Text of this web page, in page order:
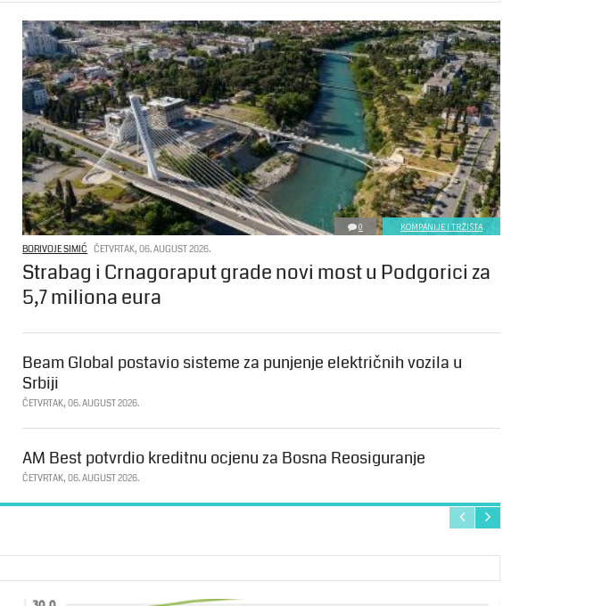
0 KOMPANIJE I TRŽIŠTA
BORIVOJE SIMIĆ ČETVRTAK, 06. AUGUST 2026.
Strabag i Crnagoraput grade novi most u Podgorici za
5,7 miliona eura
Beam Global postavio sisteme za punjenje električnih vozila u
Srbiji
ČETVRTAK, 06. AUGUST 2026.
AM Best potvrdio kreditnu ocjenu za Bosna Reosiguranje
ČETVRTAK, 06. AUGUST 2026.